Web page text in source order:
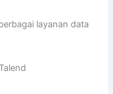
layanan data